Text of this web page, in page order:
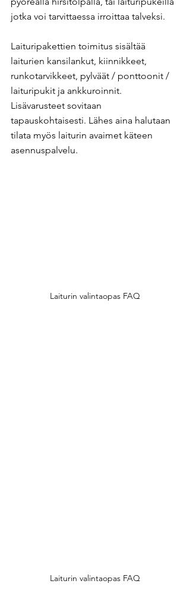
jotka voi tarvittaessa irroittaa talveksi.
Laituripakettien toimitus sisältää
laiturien kansilankut, kiinnikkeet,
runkotarvikkeet, pylväät / ponttoonit /
laituripukit ja ankkuroinnit.
Lisävarusteet sovitaan
tapauskohtaisesti. Lähes aina halutaan
tilata myös laiturin avaimet käteen
asennuspalvelu. ​
Laiturin valintaopas FAQ
Laiturin valintaopas FAQ